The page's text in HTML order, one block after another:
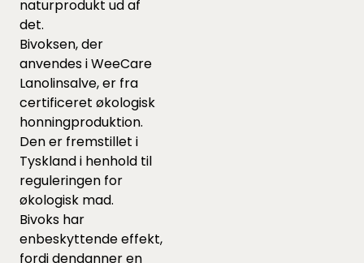
naturprodukt ud af
det.
Bivoksen, der
anvendes i WeeCare
Lanolinsalve, er fra
certificeret økologisk
honningproduktion.
Den er fremstillet i
Tyskland i henhold til
reguleringen for
økologisk mad.
Bivoks har
enbeskyttende effekt,
fordi dendanner en